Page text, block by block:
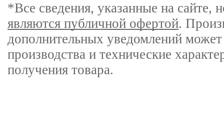
*Все сведения, указанные на
являются публичной офертой.
дополнительных уведомлений
производства и технические
получения товара.